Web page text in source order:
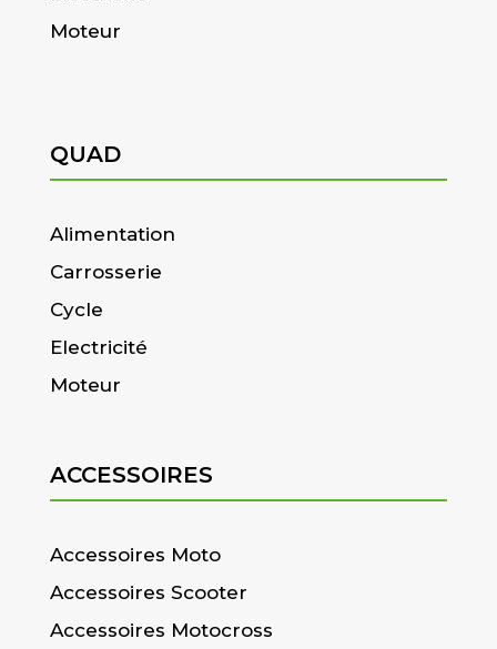
Moteur
QUAD
Alimentation
Carrosserie
Cycle
Electricité
Moteur
ACCESSOIRES
Accessoires Moto
Accessoires Scooter
Accessoires Motocross